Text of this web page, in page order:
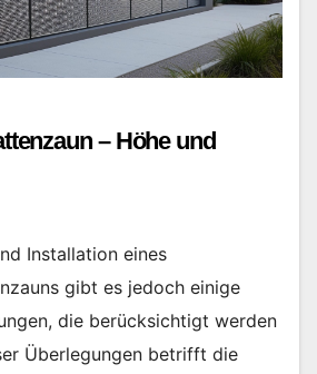
– Höhe und
Installation eines
gibt es jedoch einige
die berücksichtigt werden
Überlegungen betrifft die